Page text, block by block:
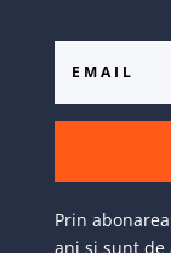
Prin
ani si sunt de